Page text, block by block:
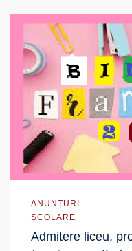
ANUNȚURI
ȘCOLARE
Admitere liceu,